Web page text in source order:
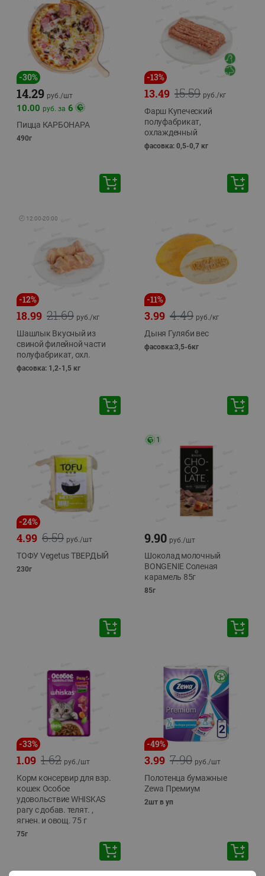
-30%
14.29 руб./шт
10.00 руб. за 6
Пицца КАРБОНАРА
490г
-13%
15.59
13.49 руб./кг
Фарш Купеческий
полуфабрикат,
охлажденный
фасовка: 0,5-0,7 кг
🕘 12:00-20:00
-12%
21.69
18.99 руб./кг
Шашлык Вкусный из
свиной филейной части
полуфабрикат, охл.
фасовка: 1,2-1,5 кг
-11%
4.49
3.99 руб./кг
Дыня Гуляби вес
фасовка:3,5-6кг
-24%
6.59
4.99 руб./шт
ТОФУ Vegetus ТВЕРДЫЙ
230г
1
9.90 руб./шт
Шоколад молочный
BONGENIE Соленая
карамель 85г
85г
-33%
1.62
1.09 руб./шт
Корм консервир для взр.
кошек Особое
удовольствие WHISKAS
рагу с добав. телят. ,
ягнен. и овощ. 75 г
75г
-49%
7.90
3.99 руб./шт
Полотенца бумажные
Zewa Премиум
2шт в уп